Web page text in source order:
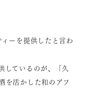
ーを提供したと言わ
しているのが、「久
を活かした和のアフ